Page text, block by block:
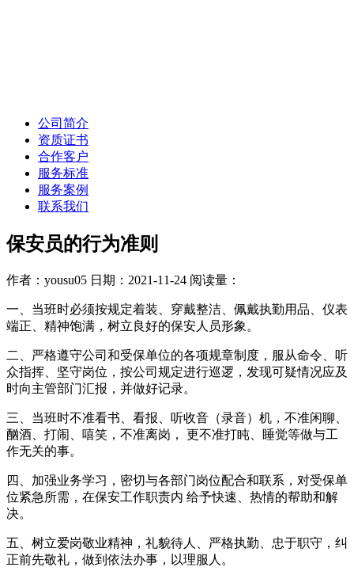
公司简介
资质证书
合作客户
服务标准
服务案例
联系我们
保安员的行为准则
作者：yousu05 日期：2021-11-24 阅读量：
一、当班时必须按规定着装、穿戴整洁、佩戴执勤用品、仪表
端正、精神饱满，树立良好的保安人员形象。
二、严格遵守公司和受保单位的各项规章制度，服从命令、听
众指挥、坚守岗位，按公司规定进行巡逻，发现可疑情况应及
时向主管部门汇报，并做好记录。
三、当班时不准看书、看报、听收音（录音）机，不准闲聊、
酗酒、打闹、嘻笑，不准离岗， 更不准打盹、睡觉等做与工
作无关的事。
四、加强业务学习，密切与各部门岗位配合和联系，对受保单
位紧急所需，在保安工作职责内 给予快速、热情的帮助和解
决。
五、树立爱岗敬业精神，礼貌待人、严格执勤、忠于职守，纠
正前先敬礼，做到依法办事，以理服人。